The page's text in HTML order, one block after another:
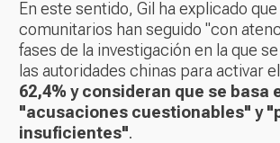
En este sentido, Gil ha explicado
comunitarios han seguido "con
fases de la investigación en la que
las autoridades chinas para activar el
62,4% y consideran que se basa
"acusaciones cuestionables" y
insuficientes".